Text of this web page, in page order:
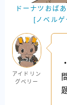
ドーナツおば
[ノベル
アイドリン
グベリー